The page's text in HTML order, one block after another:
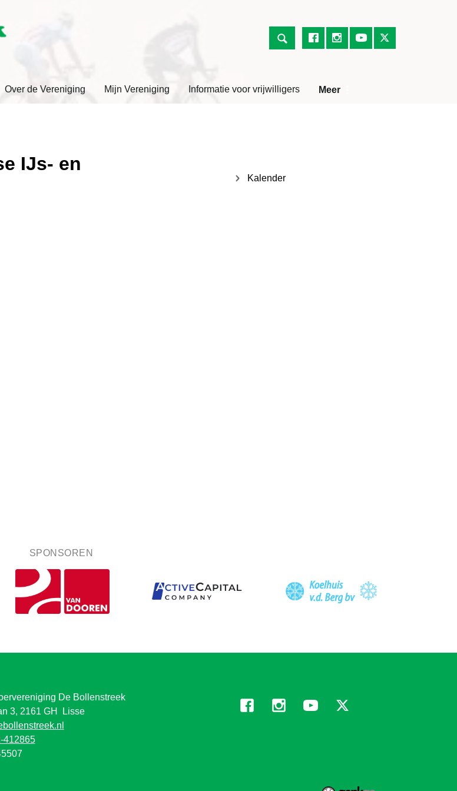
Over de Vereniging Mijn Vereniging Informatie voor vrijwilligers Meer
IJs- en
Kalender
SPONSOREN
De Bollenstreek
3, 2161 GH Lisse
412865